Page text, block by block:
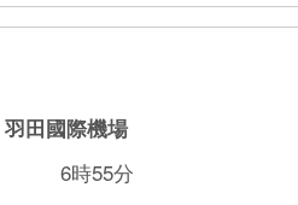
羽田國際機場
6時55分